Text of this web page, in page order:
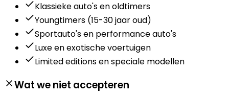
Klassieke auto's en oldtimers
Youngtimers (15-30 jaar oud)
Sportauto's en performance auto's
Luxe en exotische voertuigen
Limited editions en speciale modellen
Wat we niet accepteren